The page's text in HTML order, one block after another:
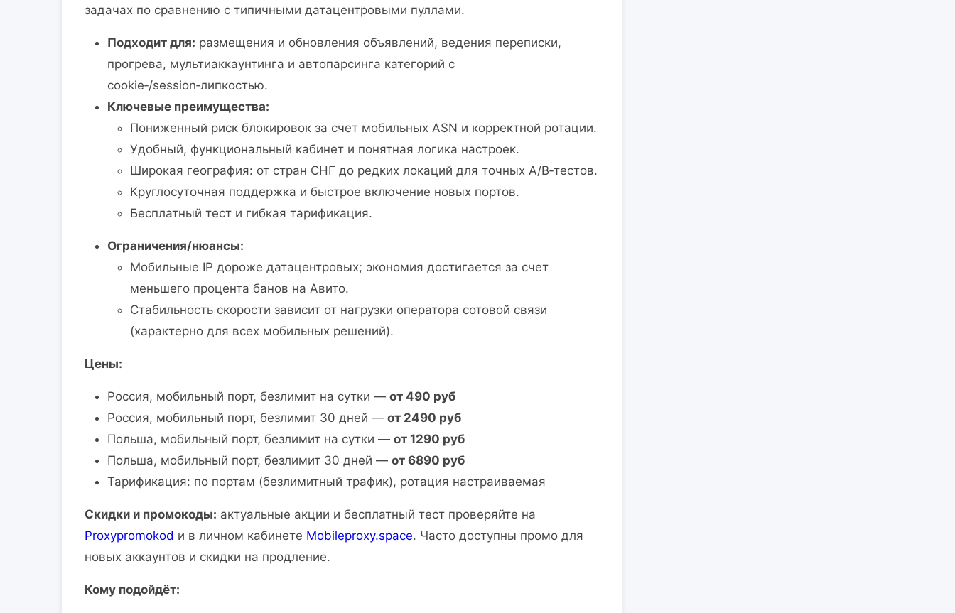
задачах по сравнению с типичными датацентровыми пуллами.
Подходит для: размещения и обновления объявлений, ведения переписки,
прогрева, мультиаккаунтинга и автопарсинга категорий с
cookie‑/session‑липкостью.
Ключевые преимущества:
Пониженный риск блокировок за счет мобильных ASN и корректной ротации.
Удобный, функциональный кабинет и понятная логика настроек.
Широкая география: от стран СНГ до редких локаций для точных A/B‑тестов.
Круглосуточная поддержка и быстрое включение новых портов.
Бесплатный тест и гибкая тарификация.
Ограничения/нюансы:
Мобильные IP дороже датацентровых; экономия достигается за счет
меньшего процента банов на Авито.
Стабильность скорости зависит от нагрузки оператора сотовой связи
(характерно для всех мобильных решений).
Цены:
Россия, мобильный порт, безлимит на сутки — от 490 руб
Россия, мобильный порт, безлимит 30 дней — от 2490 руб
Польша, мобильный порт, безлимит на сутки — от 1290 руб
Польша, мобильный порт, безлимит 30 дней — от 6890 руб
Тарификация: по портам (безлимитный трафик), ротация настраиваемая
Скидки и промокоды: актуальные акции и бесплатный тест проверяйте на
Proxypromokod и в личном кабинете Mobileproxy.space. Часто доступны промо для
новых аккаунтов и скидки на продление.
Кому подойдёт: